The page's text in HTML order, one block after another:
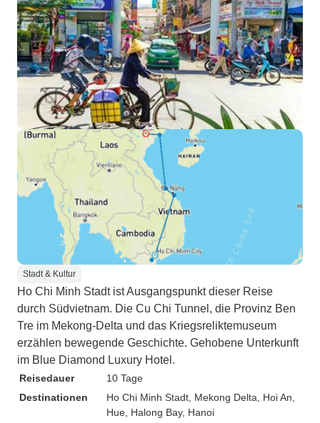
Stadt & Kultur
Ho Chi Minh Stadt ist Ausgangspunkt dieser Reise
durch Südvietnam. Die Cu Chi Tunnel, die Provinz Ben
Tre im Mekong-Delta und das Kriegsreliktemuseum
erzählen bewegende Geschichte. Gehobene Unterkunft
im Blue Diamond Luxury Hotel.
Reisedauer
10 Tage
Destinationen
Ho Chi Minh Stadt , Mekong Delta , Hoi An
Hue , Halong Bay, Hanoi